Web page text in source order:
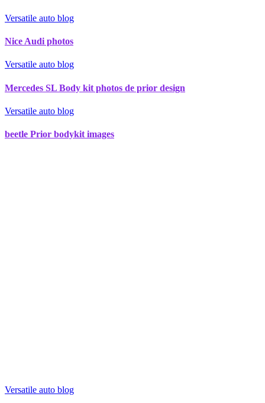
Versatile auto blog
Nice Audi photos
Versatile auto blog
Mercedes SL Body kit photos de prior design
Versatile auto blog
beetle Prior bodykit images
Versatile auto blog